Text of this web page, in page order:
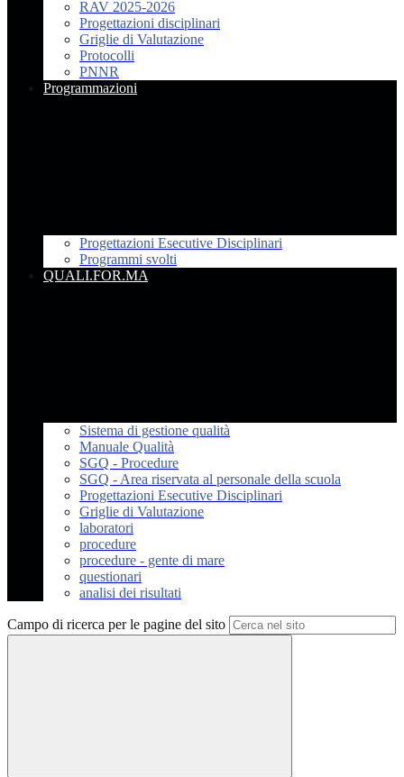
RAV 2025-2026
Progettazioni disciplinari
Griglie di Valutazione
Protocolli
PNNR
Programmazioni
Progettazioni Esecutive Disciplinari
Programmi svolti
QUALI.FOR.MA
Sistema di gestione qualità
Manuale Qualità
SGQ - Procedure
SGQ - Area riservata al personale della scuola
Progettazioni Esecutive Disciplinari
Griglie di Valutazione
laboratori
procedure
procedure - gente di mare
questionari
analisi dei risultati
Campo di ricerca per le pagine del sito